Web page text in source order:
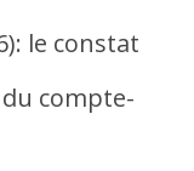
le constat
compte-